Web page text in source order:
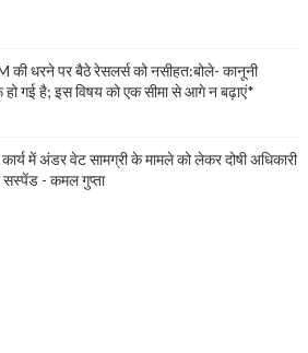
की धरने पर बैठे रेसलर्स को नसीहत:बोले- कानूनी
हो गई है; इस विषय को एक सीमा से आगे न बढ़ाएं*
में अंडर वेट सामग्री के मामले को लेकर दोषी अधिकारी
सस्पेंड - कमल गुप्ता